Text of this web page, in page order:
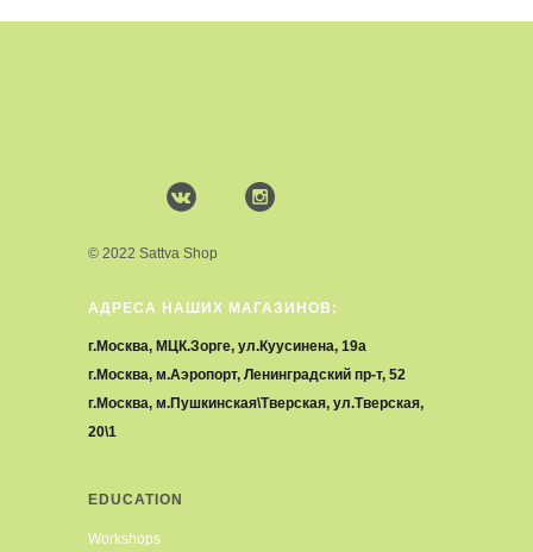
АДРЕСА НАШИХ МАГАЗИНОВ:
г.Москва, МЦК.Зорге, ул.Куусинена, 19а
г.Москва, м.Аэропорт, Ленинградский пр-т, 52
г.Москва, м.Пушкинская\Тверская, ул.Тверская,
20\1
EDUCATION
Workshops
© 2022 Sattva Shop